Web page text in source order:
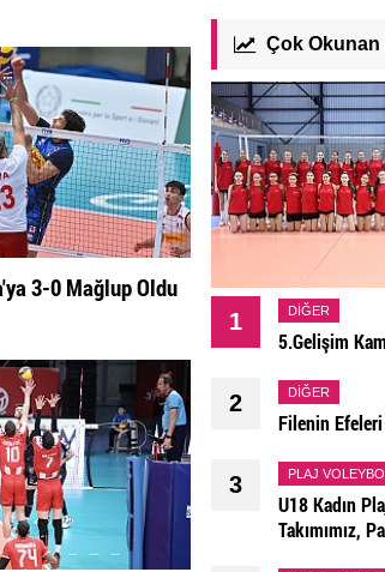
3-0 Mağlup Oldu
Çok Okunan
1 DIĞER
5.Gelişim
2 DIĞER
Filenin
3 PLAJ
U18 Kadın
Takımımız,